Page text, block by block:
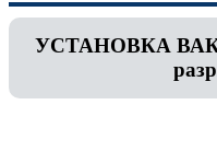
УСТАНОВКА